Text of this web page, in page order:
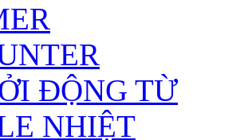
ĐỘNG TỪ
NHIỆT